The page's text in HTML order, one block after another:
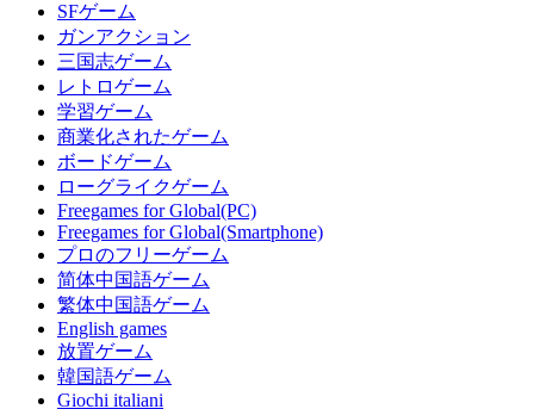
SFゲーム
ガンアクション
三国志ゲーム
レトロゲーム
学習ゲーム
商業化されたゲーム
ボードゲーム
ローグライクゲーム
Freegames for Global(PC)
Freegames for Global(Smartphone)
プロのフリーゲーム
简体中国語ゲーム
繁体中国語ゲーム
English games
放置ゲーム
韓国語ゲーム
Giochi italiani